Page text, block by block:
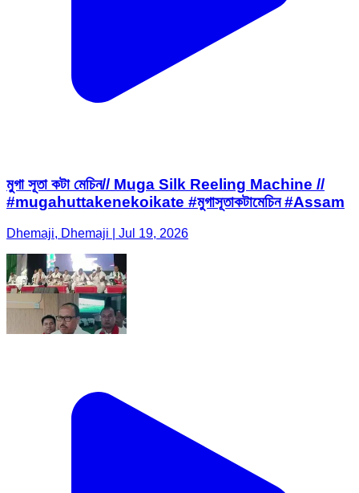
মুগা সূতা কটা মেচিন// Muga Silk Reeling Machine //
#mugahuttakenekoikate #মুগাসূতাকটামেচিন #Assam
Dhemaji, Dhemaji | Jul 19, 2026